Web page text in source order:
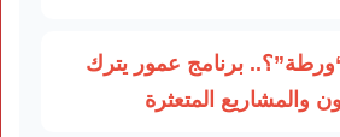
برنامج عمور يترك
والمشاريع المتعثرة